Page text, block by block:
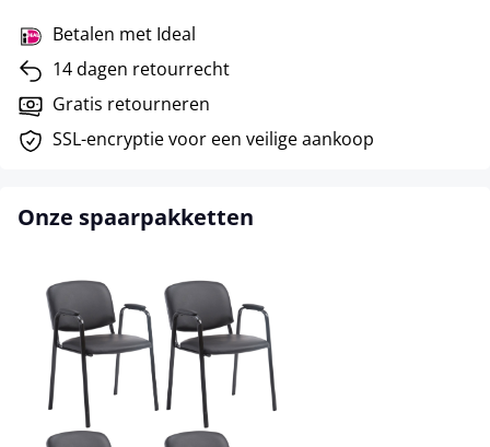
Betalen met Ideal
14 dagen retourrecht
Gratis retourneren
SSL-encryptie voor een veilige aankoop
Onze spaarpakketten